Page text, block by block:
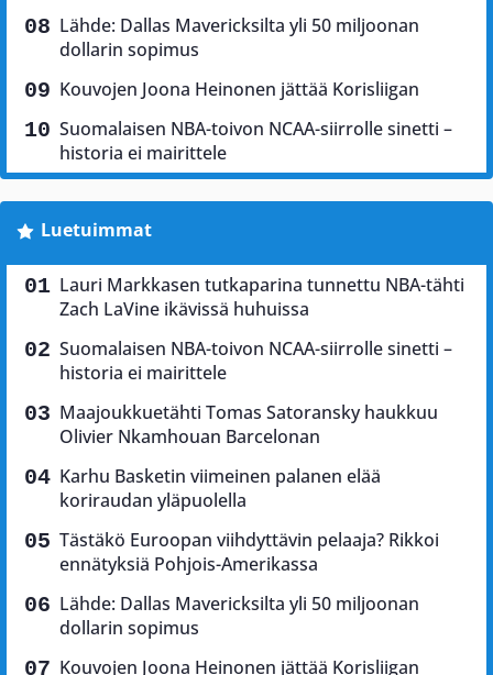
Lähde: Dallas Mavericksilta yli 50 miljoonan
dollarin sopimus
Kouvojen Joona Heinonen jättää Korisliigan
Suomalaisen NBA-toivon NCAA-siirrolle sinetti –
historia ei mairittele
Luetuimmat
Lauri Markkasen tutkaparina tunnettu NBA-tähti
Zach LaVine ikävissä huhuissa
Suomalaisen NBA-toivon NCAA-siirrolle sinetti –
historia ei mairittele
Maajoukkuetähti Tomas Satoransky haukkuu
Olivier Nkamhouan Barcelonan
Karhu Basketin viimeinen palanen elää
koriraudan yläpuolella
Tästäkö Euroopan viihdyttävin pelaaja? Rikkoi
ennätyksiä Pohjois-Amerikassa
Lähde: Dallas Mavericksilta yli 50 miljoonan
dollarin sopimus
Kouvojen Joona Heinonen jättää Korisliigan